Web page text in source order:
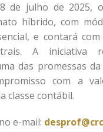
de julho de 2025,
híbrido, com
e contará
A iniciativa
das promessas
com a
classe contábil.
e-mail: